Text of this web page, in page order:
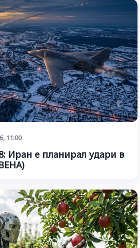
11:00
Иран е планирал удари в